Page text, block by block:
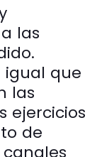
las
igual que
las
ejercicios
de